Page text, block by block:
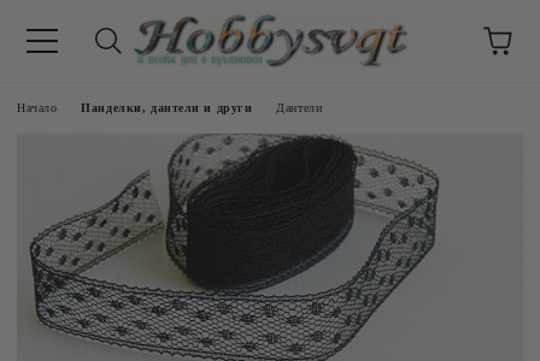
Начало Панделки, дантели и други Дантели